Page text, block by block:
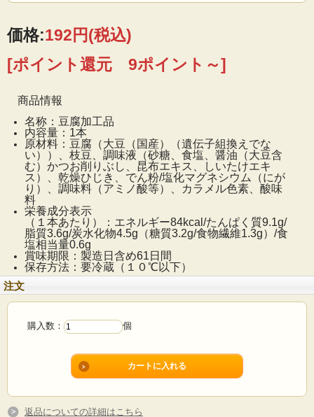
価格:192円(税込)
[ポイント還元 9ポイント～]
商品情報
名称：豆腐加工品
内容量：1本
原材料：豆腐（大豆（国産）（遺伝子組換えでな
い））、枝豆、調味液（砂糖、食塩、醤油（大豆含
む）かつお削りぶし、昆布エキス、しいたけエキ
ス）、乾燥ひじき、でん粉/塩化マグネシウム（にが
り）、調味料（アミノ酸等）、カラメル色素、酸味
料
栄養成分表示
（１本あたり）：エネルギー84kcal/たんぱく質9.1g/
脂質3.6g/炭水化物4.5g（糖質3.2g/食物繊維1.3g）/食
塩相当量0.6g
賞味期限：製造日含め61日間
保存方法：要冷蔵（１０℃以下）
注文
購入数： 個
返品についての詳細はこちら